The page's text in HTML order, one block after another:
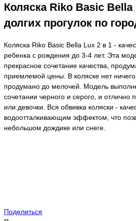
Коляска Riko Basic
долгих прогулок по
Коляска Riko Basic Bella Lux 2 в 1 -
ребенка с рождения до 3-4 лет. Эта
прекрасное сочетание качества,
приемлемой цены. В коляске нет
продумано до мелочей. Модель
сочетании черного и серого, и отлично
или девочки. Вся обвивка коляски -
водоотталкивающим эффектом, что
небольшом дождике или снеге.
Поделиться